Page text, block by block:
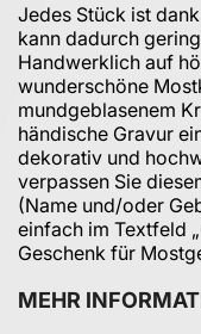
Jedes Stück ist
kann dadurch
Handwerklich auf
wunderschöne
mundgeblasenem
händische Gravur
dekorativ und
verpassen Sie
(Name und/oder
einfach im Textfeld
Geschenk für
MEHR